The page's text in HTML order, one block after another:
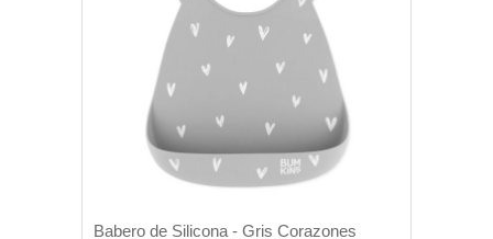
Babero de Silicona - Gris Corazones